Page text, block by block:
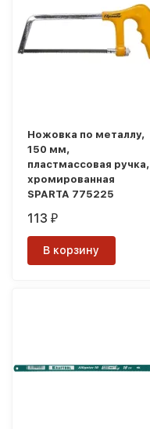
Ножовка по металлу,
150 мм,
пластмассовая ручка,
хромированная
SPARTA 775225
113₽
В корзину